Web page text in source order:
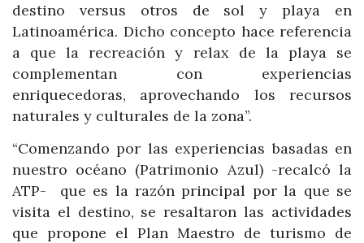
destino versus otros de sol y playa en
Latinoamérica. Dicho concepto hace referencia
a que la recreación y relax de la playa se
complementan con experiencias
enriquecedoras, aprovechando los recursos
naturales y culturales de la zona”.
“Comenzando por las experiencias basadas en
nuestro océano (Patrimonio Azul) -recalcó la
ATP- que es la razón principal por la que se
visita el destino, se resaltaron las actividades
que propone el Plan Maestro de turismo de